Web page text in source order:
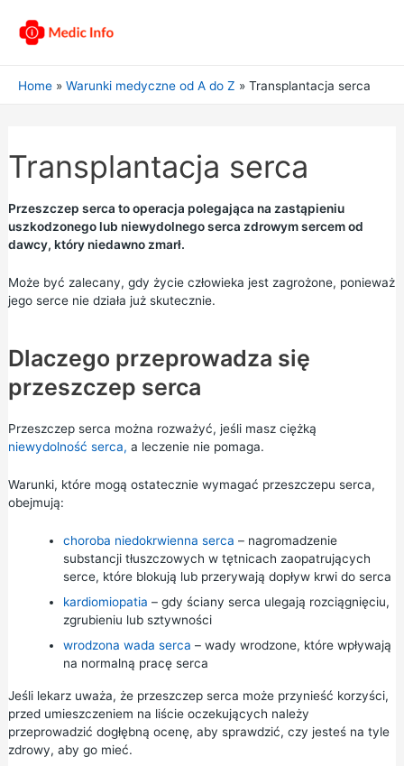
Home Warunki medyczne od A do Z Transplantacja serca
Transplantacja serca
Przeszczep serca to operacja polegająca na zastąpieniu
uszkodzonego lub niewydolnego serca zdrowym sercem od
dawcy, który niedawno zmarł.
Może być zalecany, gdy życie człowieka jest zagrożone, ponieważ
jego serce nie działa już skutecznie.
Dlaczego przeprowadza się
przeszczep serca
Przeszczep serca można rozważyć, jeśli masz ciężką
niewydolność serca, a leczenie nie pomaga.
Warunki, które mogą ostatecznie wymagać przeszczepu serca,
obejmują:
choroba niedokrwienna serca – nagromadzenie
substancji tłuszczowych w tętnicach zaopatrujących
serce, które blokują lub przerywają dopływ krwi do serca
kardiomiopatia – gdy ściany serca ulegają rozciągnięciu,
zgrubieniu lub sztywności
wrodzona wada serca – wady wrodzone, które wpływają
na normalną pracę serca
Jeśli lekarz uważa, że przeszczep serca może przynieść korzyści,
przed umieszczeniem na liście oczekujących należy
przeprowadzić dogłębną ocenę, aby sprawdzić, czy jesteś na tyle
zdrowy, aby go mieć.